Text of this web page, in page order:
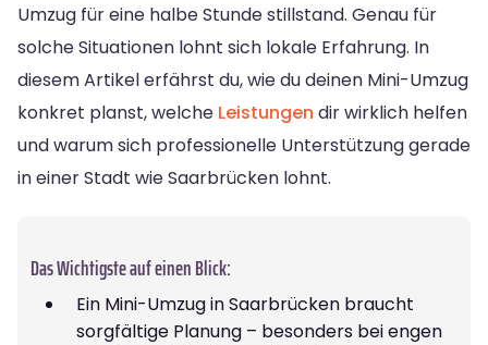
Umzug für eine halbe Stunde stillstand. Genau für
solche Situationen lohnt sich lokale Erfahrung. In
diesem Artikel erfährst du, wie du deinen Mini-Umzug
konkret planst, welche Leistungen dir wirklich helfen
und warum sich professionelle Unterstützung gerade
in einer Stadt wie Saarbrücken lohnt.
Das Wichtigste auf einen Blick:
Ein Mini-Umzug in Saarbrücken braucht
sorgfältige Planung – besonders bei engen